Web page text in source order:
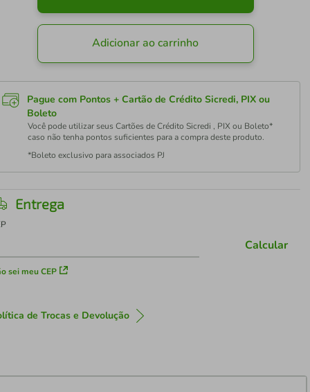
Adicionar ao carrinho
Pague com Pontos + Cartão de Crédito Sicredi, PIX ou
Boleto
Você pode utilizar seus Cartões de Crédito Sicredi , PIX ou Boleto*
caso não tenha pontos suficientes para a compra deste produto.
*Boleto exclusivo para associados PJ
Entrega
sei meu CEP
Calcular
de Trocas e Devolução